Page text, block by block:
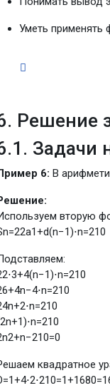
Уметь применять
Решение
Задачи
6: В
вторую
n=22a1+d(n−1)⋅n=210
2⋅3+4(n−1)⋅n=210
6+4n−4⋅n=210
4n+2⋅n=210
2n+1)⋅n=210
n2+n−210=0
квадратное
=1+4⋅2⋅210=1+1680=